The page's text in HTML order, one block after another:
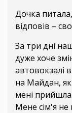
Дочка
відповів –
За три дні
дуже хоче
автовокзалі
на Майдан, як
мені
Мене сім'я не